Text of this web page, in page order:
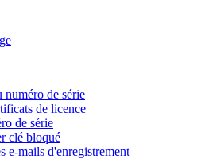
numéro de série
de licence
de série
clé bloqué
e-mails d'enregistrement